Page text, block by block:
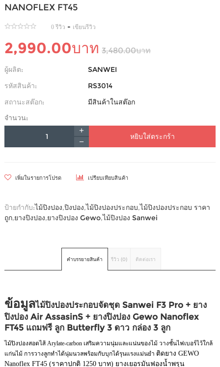
NANOFLEX FT45
0 รีวิว - เขียนรีวิว
2,990.00บาท 3,480.00บาท
ผู้ผลิต:
SANWEI
รหัสสินค้า:
RS3014
สถานะสต๊อก:
มีสินค้าในสต๊อก
จำนวน:
หยิบใส่ตระกร้า
เพิ่มในรายการโปรด เปรียบเทียบสินค้า
ป้ายกำกับ:ไม้ปิงปอง,ปิงปอง,ไม้ปิงปองประกอบ,ไม้ปิงปองประกอบ ราคา
ถูก,ยางปิงปอง,ยางปิงปอง Gewo,ไม้ปิงปอง Sanwei
คำบรรยายสินค้า รีวิว (0) ติดต่อเรา
ข้อมูลไม้ปิงปองประกอบจัดชุด Sanwei F3 Pro + ยาง
ปิงปอง Air AssasinS + ยางปิงปอง Gewo Nanoflex
FT45 แถมฟรี ลูก Butterfly 3 ดาว กล่อง 3 ลูก
ไม้ปิงปองสอดไส้ Arylate-carbon เสริมความนุ่มและแน่นของไม้ วางชั้นไฟเบอร์ไว้ใกล้
แก่นไม้ การวางลูกทำได้นุ่มนวลพร้อมกับบุกได้รุนแรงแม่นยำ ติดยาง GEWO
Nanoflex FT45 (ราคาปกติ 1250 บาท) ยางเยอรมันฟองน้ำพรุน